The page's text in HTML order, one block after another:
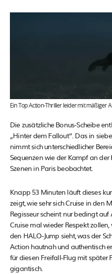
Ein Top Action-Thriller leider mit mäßiger
Die zusätzliche Bonus-Scheibe
„Hinter dem Fallout“. Das in
nimmt sich unterschiedlicher
Sequenzen wie der Kampf an
Szenen in Paris beobachtet.
Knapp 53 Minuten läuft dieses
zeigt, wie sehr sich Cruise in den
Regisseur scheint nur bedingt
Cruise mal wieder Respekt
den HALO-Jump sieht, was der
Action hautnah und authentisch
für diesen Freifall-Flug mit später
gigantisch.